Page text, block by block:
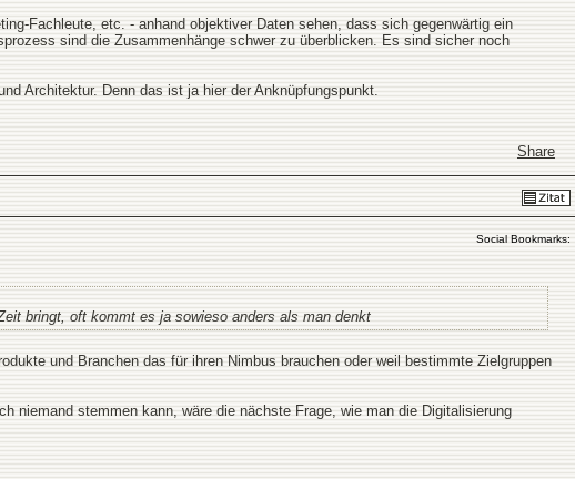
Fachleute, etc. - anhand objektiver Daten sehen, dass sich gegenwärtig ein
sind die Zusammenhänge schwer zu überblicken. Es sind sicher noch
Architektur. Denn das ist ja hier der Anknüpfungspunkt.
Share
Social Bookmarks:
bringt, oft kommt es ja sowieso anders als man denkt
und Branchen das für ihren Nimbus brauchen oder weil bestimmte Zielgruppen
niemand stemmen kann, wäre die nächste Frage, wie man die Digitalisierung